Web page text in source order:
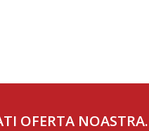
OFERTA NOASTRA.